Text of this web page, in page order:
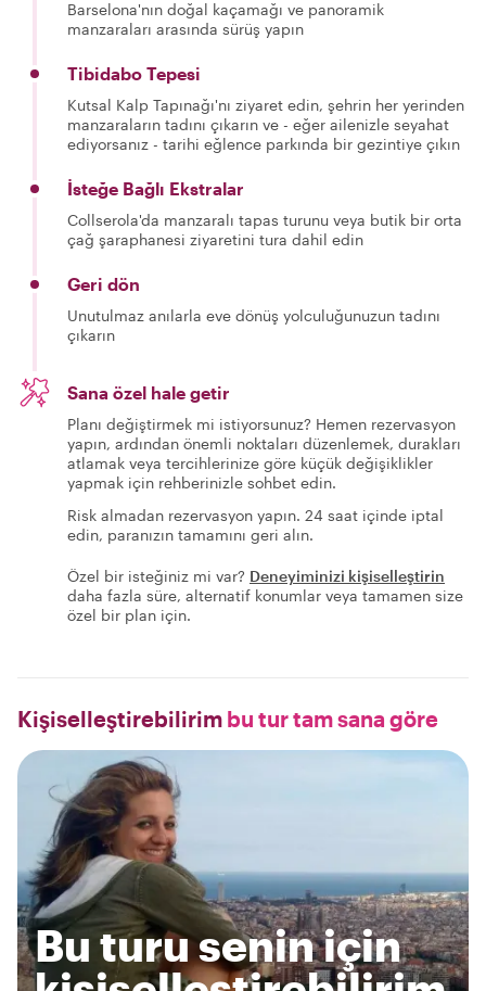
Barselona'nın doğal kaçamağı ve panoramik
manzaraları arasında sürüş yapın
Tibidabo Tepesi
Kutsal Kalp Tapınağı'nı ziyaret edin, şehrin her yerinden
manzaraların tadını çıkarın ve - eğer ailenizle seyahat
ediyorsanız - tarihi eğlence parkında bir gezintiye çıkın
İsteğe Bağlı Ekstralar
Collserola'da manzaralı tapas turunu veya butik bir orta
çağ şaraphanesi ziyaretini tura dahil edin
Geri dön
Unutulmaz anılarla eve dönüş yolculuğunuzun tadını
çıkarın
Sana özel hale getir
Planı değiştirmek mi istiyorsunuz? Hemen rezervasyon
yapın, ardından önemli noktaları düzenlemek, durakları
atlamak veya tercihlerinize göre küçük değişiklikler
yapmak için rehberinizle sohbet edin.
Risk almadan rezervasyon yapın. 24 saat içinde iptal
edin, paranızın tamamını geri alın.
Özel bir isteğiniz mi var? Deneyiminizi kişiselleştirin
daha fazla süre, alternatif konumlar veya tamamen size
özel bir plan için.
Kişiselleştirebilirim bu tur tam sana göre
Bu turu senin için